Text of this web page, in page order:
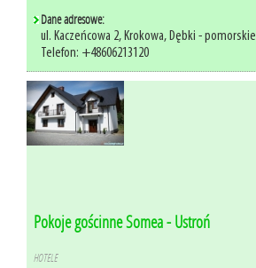
Dane adresowe:
ul. Kaczeńcowa 2, Krokowa, Dębki - pomorskie
Telefon: +48606213120
Pokoje gościnne Somea - Ustroń
HOTELE